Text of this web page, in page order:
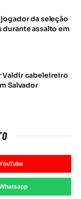
da seleção
durante assalto em
Valdir cabeleireiro
Salvador